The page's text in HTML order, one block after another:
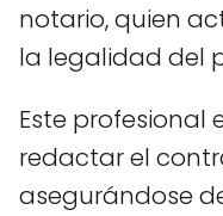
notario, quien
la legalidad del
Este profesional
redactar el
asegurándose